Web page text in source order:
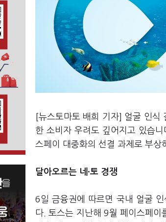
[뉴스토마토 배희 기자] 얼굴 인식
한 소비자 우려도 깊어지고 있습
스페이 대중화의 선결 과제로 부상
달아오르는 네 ·토 경쟁
6일 금융권에 따르면 국내 얼굴
다. 토스는 지난해 9월 페이스페